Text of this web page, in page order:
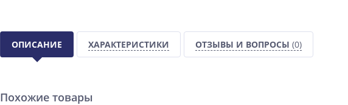
ОПИСАНИЕ ХАРАКТЕРИСТИКИ ОТЗЫВЫ И ВОПРОСЫ (0)
Похожие товары